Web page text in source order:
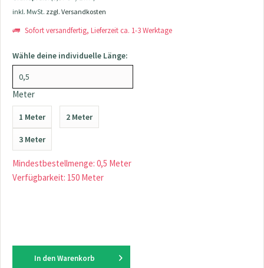
inkl. MwSt. zzgl. Versandkosten
Sofort versandfertig, Lieferzeit ca. 1-3 Werktage
Wähle deine individuelle Länge:
Meter
1 Meter 2 Meter
3 Meter
Mindestbestellmenge: 0,5 Meter
Verfügbarkeit: 150 Meter
In den Warenkorb